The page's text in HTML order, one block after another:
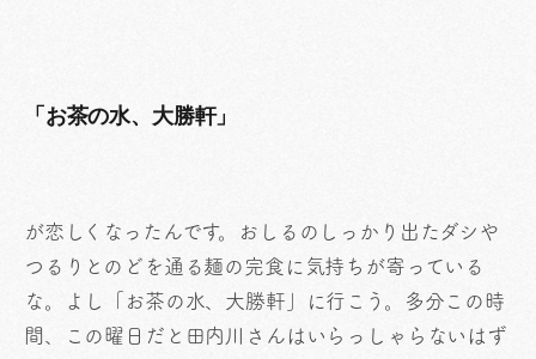
「お茶の水、大勝軒」
が恋しくなったんです。おしるのしっかり出たダシや
つるりとのどを通る麺の完食に気持ちが寄っている
な。よし「お茶の水、大勝軒」に行こう。多分この時
間、この曜日だと田内川さんはいらっしゃらないはず